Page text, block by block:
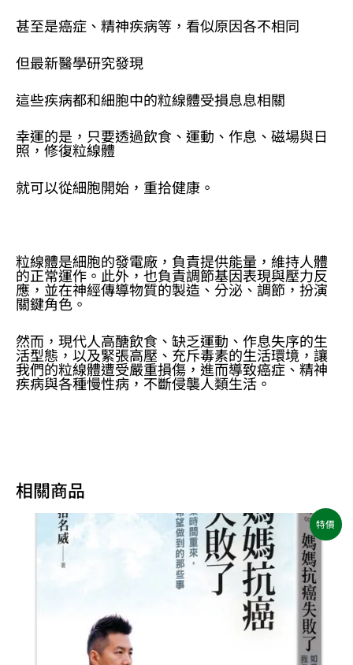
甚至是癌症、精神疾病等，看似原因各不相同
但最新醫學研究發現
這些疾病都和細胞中的粒線體受損息息相關
幸運的是，只要透過飲食、運動、作息、磁場與日
照，修復粒線體
就可以從細胞開始，重拾健康。
粒線體是細胞的發電廠，負責提供能量，維持人體
的正常運作。此外，也負責調節基因表現與壓力反
應，並在神經傳導物質的製造、分泌、調節，扮演
關鍵角色。
然而，現代人高醣飲食、缺乏運動、作息失序的生
活型態，以及緊張高壓、充斥毒素的生活環境，讓
我們的粒線體遭受嚴重損傷，進而導致癌症、精神
疾病與各種慢性病，不斷侵襲人類生活。
相關商品
特價
原
始
格：